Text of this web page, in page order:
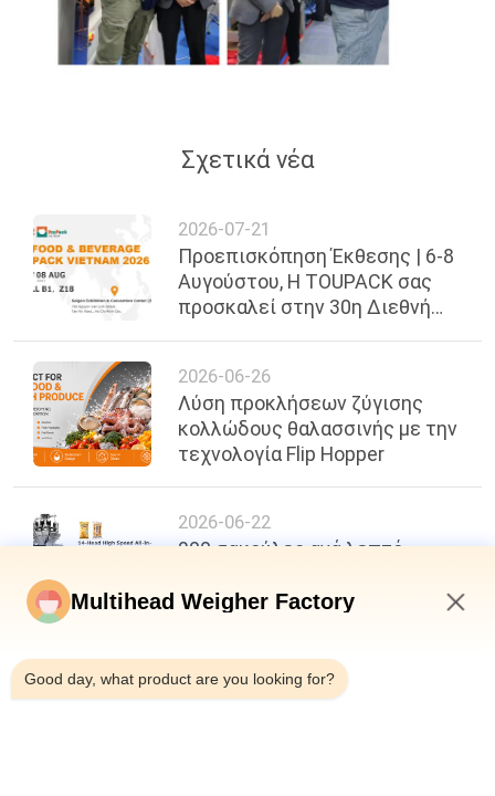
Σχετικά νέα
2026-07-21
Προεπισκόπηση Έκθεσης | 6-8
Αυγούστου, Η TOUPACK σας
προσκαλεί στην 30η Διεθνή
2026-06-26
Λύση προκλήσεων ζύγισης
κολλώδους θαλασσινής με την
τεχνολογία Flip Hopper
2026-06-22
200 σακούλες ανά λεπτό,
αναφοράς στην
κορυφή
Multihead Weigher Factory
Good day, what product are you looking for?